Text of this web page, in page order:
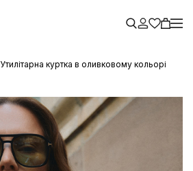
Утилітарна куртка в оливковому кольорі